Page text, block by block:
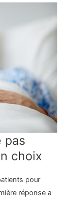
pas
choix
pour
réponse a